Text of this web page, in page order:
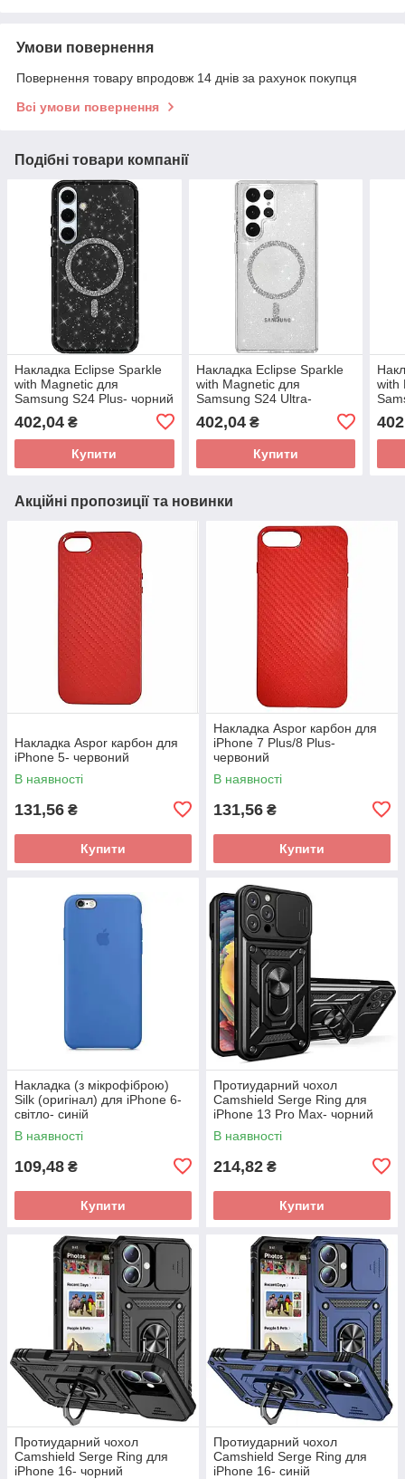
Умови повернення
Повернення товару впродовж 14 днів за рахунок покупця
Всі умови повернення
Подібні товари компанії
Накладка Eclipse Sparkle
with Magnetic для
Samsung S24 Plus- чорний
402,04 ₴
Купити
Накладка Eclipse Sparkle
with Magnetic для
Samsung S24 Ultra-
402,04₴
Купити
with
Акційні пропозиції та новинки
Накладка Aspor карбон для
iPhone 5- червоний
В наявності
131,56 ₴
Купити
Накладка Aspor карбон для
iPhone 7 Plus/8 Plus-
червоний
В наявності
131,56 ₴
Купити
Накладка (з мікрофіброю)
Silk (оригінал) для iPhone 6-
світло- синій
В наявності
109,48 ₴
Купити
Протиударний чохол
Camshield Serge Ring для
iPhone 13 Pro Max- чорний
В наявності
214,82 ₴
Купити
Протиударний чохол
Camshield Serge Ring для
iPhone 16- чорний
Протиударний чохол
Camshield Serge Ring для
iPhone 16- синій